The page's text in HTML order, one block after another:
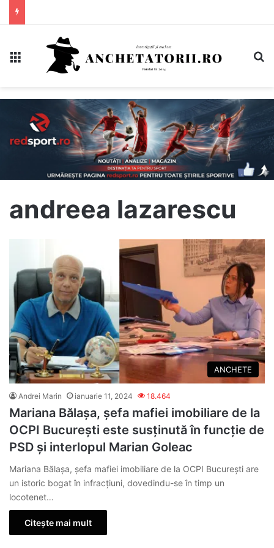
andreea lazarescu
ANCHETE
Andrei Marin ianuarie 11, 2024 18.464
Mariana Bălașa, șefa mafiei imobiliare de la
OCPI București este susținută în funcție de
PSD și interlopul Marian Goleac
Mariana Bălașa, șefa mafiei imobiliare de la OCPI București are
un istoric bogat în infracțiuni, dovedindu-se în timp un
locotenet…
Citește mai mult